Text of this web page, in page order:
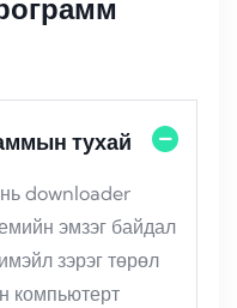
тухай
downloader
эмзэг байдал
зэрэг төрөл
компьютерт